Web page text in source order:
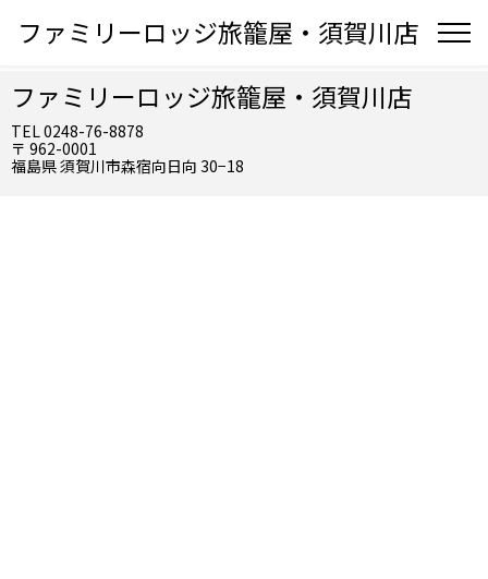
ファミリーロッジ旅籠屋・須賀川店
ファミリーロッジ旅籠屋・須賀川店
TEL 0248-76-8878
〒 962-0001
福島県 須賀川市森宿向日向 30−18